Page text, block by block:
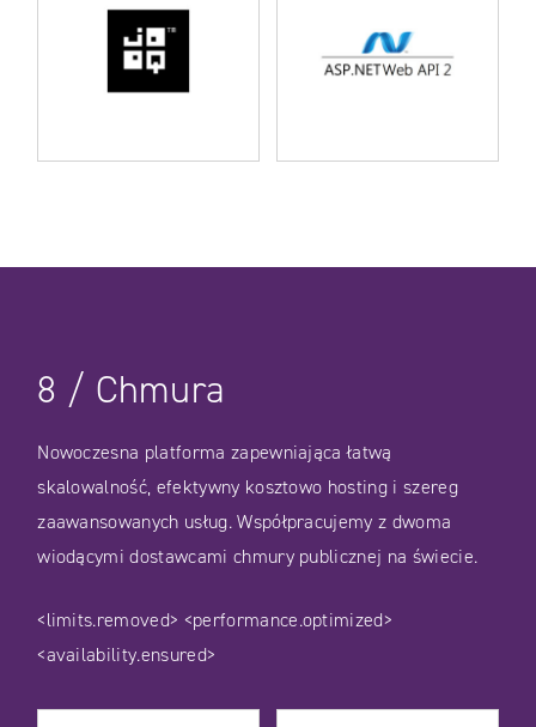
8 / Chmura
Nowoczesna platforma zapewniająca łatwą
skalowalność, efektywny kosztowo hosting i szereg
zaawansowanych usług. Współpracujemy z dwoma
wiodącymi dostawcami chmury publicznej na świecie.
<limits.removed> <performance.optimized>
<availability.ensured>